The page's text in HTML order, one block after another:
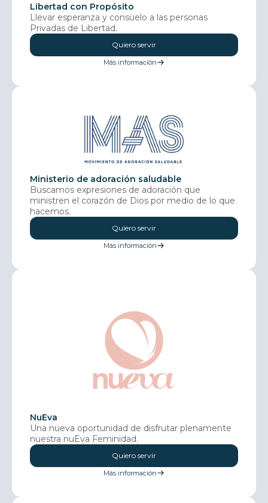
Libertad con Propósito
Llevar esperanza y consuelo a las personas
Privadas de Libertad.
Quiero servir
Más información
Ministerio de adoración saludable
Buscamos expresiones de adoración que
ministren el corazón de Dios por medio de lo que
hacemos.
Quiero servir
Más información
NuEva
Una nueva oportunidad de disfrutar plenamente
nuestra nuEva Feminidad.
Quiero servir
Más información